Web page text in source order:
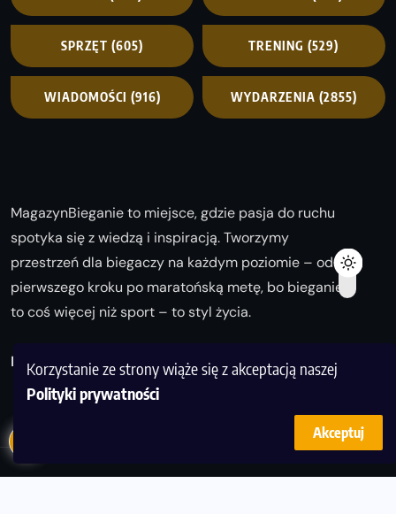
Korzystanie ze strony wiąże się z akceptacją naszej
Polityki prywatności
Akceptuj
SPRZĘT (605) TRENING (529)
WIADOMOŚCI (916) WYDARZENIA (2855)
MagazynBieganie to miejsce, gdzie pasja do ruchu
spotyka się z wiedzą i inspiracją. Tworzymy
przestrzeń dla biegaczy na każdym poziomie – od
pierwszego kroku po maratońską metę, bo bieganie
to coś więcej niż sport – to styl życia.
Biegaj z nami i odkrywaj swoją najlepszą wersję!